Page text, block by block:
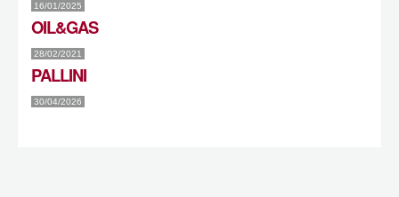
16/01/2025
OIL&GAS
28/02/2021
PALLINI
30/04/2026